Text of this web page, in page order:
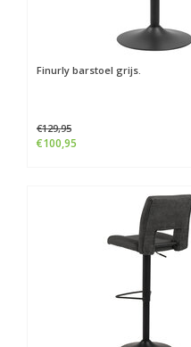
Finurly barstoel grijs.
€129,95
€100,95